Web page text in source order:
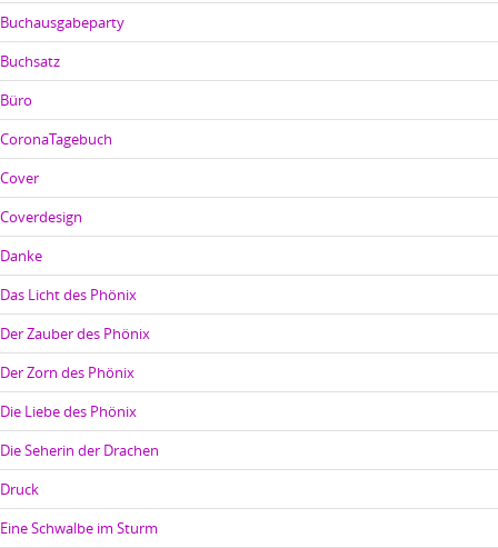
Buchausgabeparty
Buchsatz
Büro
CoronaTagebuch
Cover
Coverdesign
Danke
Das Licht des Phönix
Der Zauber des Phönix
Der Zorn des Phönix
Die Liebe des Phönix
Die Seherin der Drachen
Druck
Eine Schwalbe im Sturm